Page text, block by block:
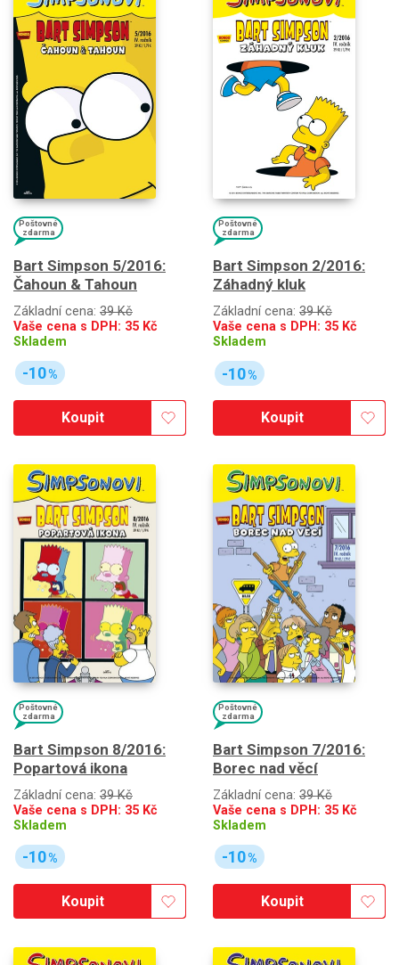
Poštovné
zdarma
Bart Simpson 5/2016:
Čahoun & Tahoun
Základní cena: 39 Kč
Vaše cena s DPH: 35 Kč
Skladem
-10%
Koupit
Poštovné
zdarma
Bart Simpson 2/2016:
Záhadný kluk
Základní cena: 39 Kč
Vaše cena s DPH: 35 Kč
Skladem
-10%
Koupit
Poštovné
zdarma
Bart Simpson 8/2016:
Popartová ikona
Základní cena: 39 Kč
Vaše cena s DPH: 35 Kč
Skladem
-10%
Koupit
Poštovné
zdarma
Bart Simpson 7/2016:
Borec nad věcí
Základní cena: 39 Kč
Vaše cena s DPH: 35 Kč
Skladem
-10%
Koupit